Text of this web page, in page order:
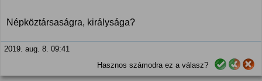
Népköztársaságra, királysága?
2019. aug. 8. 09:41
Hasznos számodra ez a válasz?